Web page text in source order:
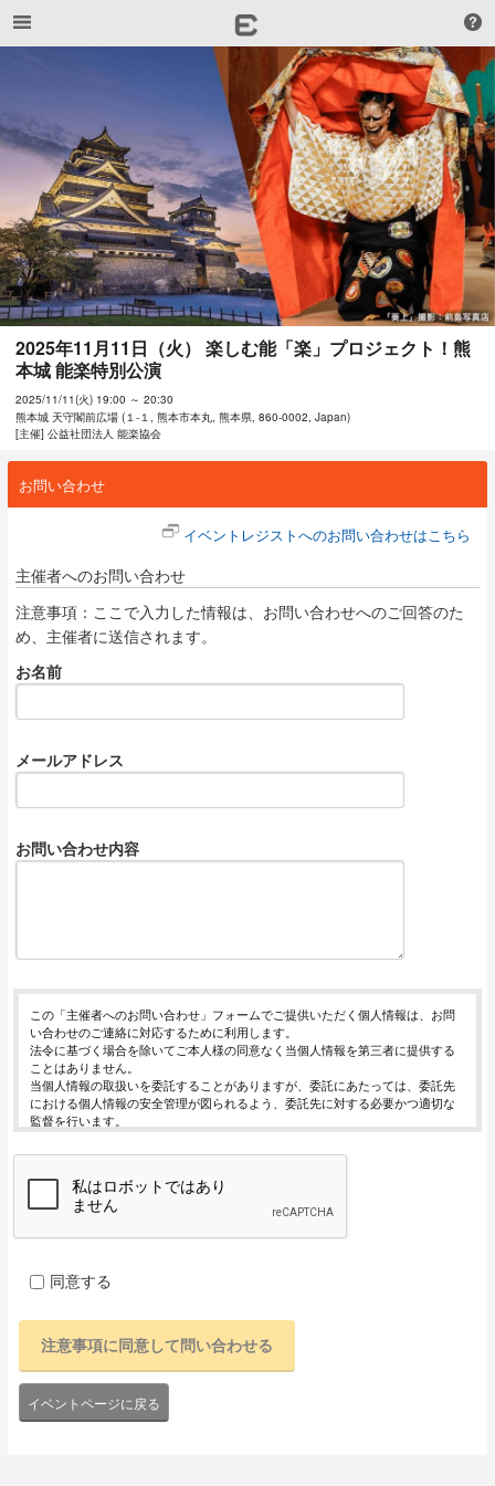
2025年11月11日（火） 楽しむ能「楽」プロジェクト！熊
本城 能楽特別公演
2025/11/11(火) 19:00 ～ 20:30
熊本城 天守閣前広場 (１-１, 熊本市本丸, 熊本県, 860-0002, Japan)
[主催] 公益社団法人 能楽協会
お問い合わせ
イベントレジストへのお問い合わせはこちら
主催者へのお問い合わせ
注意事項：ここで入力した情報は、お問い合わせへのご回答のた
め、主催者に送信されます。
お名前
メールアドレス
お問い合わせ内容
この「主催者へのお問い合わせ」フォームでご提供いただく個人情報は、お問
い合わせのご連絡に対応するために利用します。
法令に基づく場合を除いてご本人様の同意なく当個人情報を第三者に提供する
ことはありません。
当個人情報の取扱いを委託することがありますが、委託にあたっては、委託先
における個人情報の安全管理が図られるよう、委託先に対する必要かつ適切な
監督を行います。
止・消去および第三者への提供の停止（「開示等」といいます。）を受け付け
開示等の求めは、以下の「個人情報苦情及び相談窓口」で受け付けます。
ご入力頂く情報の提供は任意となっております。ただし、正確な情報をご提供
当ホームページではご利用状況の統計調査のためクッキー等を用いております
個人情報保護管理者
イベントレジスト株式会社 苦情相談窓口
E-Mail ： contact@eventregist.com
受付時間 ： 10:00～18:00
同意する
イベントページに戻る